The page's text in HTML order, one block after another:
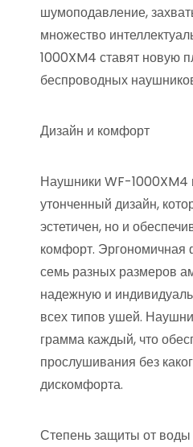
шумоподавление,
множество
1000XM4 ставят новую
беспроводных
Дизайн и комфорт
Наушники WF-1000XM4
утонченный дизайн,
эстетичен, но и
комфорт.
семь разных размеров
надежную и
всех типов ушей.
грамма каждый, что
прослушивания без
дискомфорта.
Степень защиты от воды